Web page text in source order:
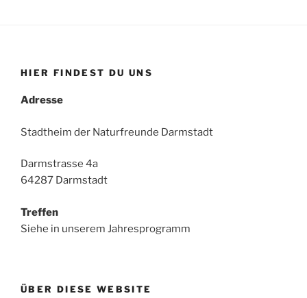
HIER FINDEST DU UNS
Adresse
Stadtheim der Naturfreunde Darmstadt
Darmstrasse 4a
64287 Darmstadt
Treffen
Siehe in unserem Jahresprogramm
ÜBER DIESE WEBSITE